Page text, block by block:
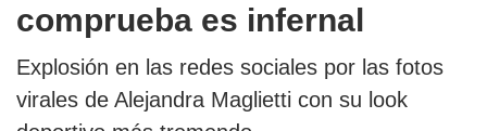
comprueba es infernal
Explosión en las redes sociales por las fotos
virales de Alejandra Maglietti con su look